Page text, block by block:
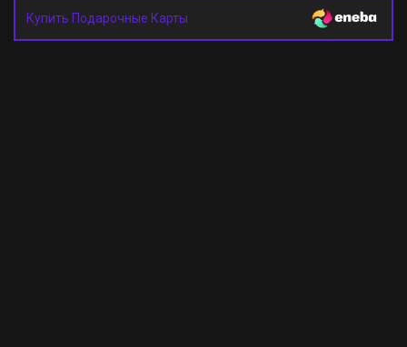
Купить Подарочные Карты